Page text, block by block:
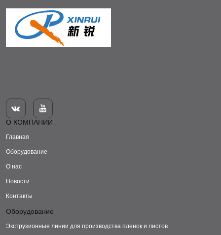


О КОМПАНИИ
Главная
Оборудование
О нас
Новости
Контакты
Оборудование
Экструзионные линии для производства пленок и листов